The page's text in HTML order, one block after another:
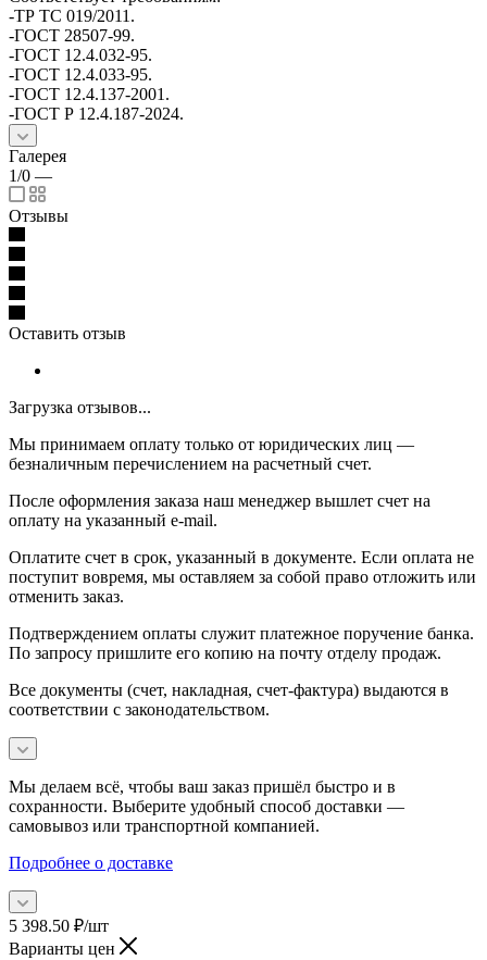
-ТР ТС 019/2011.
-ГОСТ 28507-99.
-ГОСТ 12.4.032-95.
-ГОСТ 12.4.033-95.
-ГОСТ 12.4.137-2001.
-ГОСТ Р 12.4.187-2024.
Галерея
1/0 —
Отзывы
Оставить отзыв
Загрузка отзывов...
Мы принимаем оплату только от юридических лиц —
безналичным перечислением на расчетный счет.
После оформления заказа наш менеджер вышлет счет на
оплату на указанный e-mail.
Оплатите счет в срок, указанный в документе. Если оплата не
поступит вовремя, мы оставляем за собой право отложить или
отменить заказ.
Подтверждением оплаты служит платежное поручение банка.
По запросу пришлите его копию на почту отделу продаж.
Все документы (счет, накладная, счет‑фактура) выдаются в
соответствии с законодательством.
Мы делаем всё, чтобы ваш заказ пришёл быстро и в
сохранности. Выберите удобный способ доставки —
самовывоз или транспортной компанией.
Подробнее о доставке
5 398.50 ₽/шт
Варианты цен